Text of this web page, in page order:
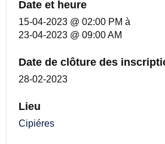
Date et heure
15-04-2023 @ 02:00 PM à
23-04-2023 @ 09:00 AM
Date de clôture des
28-02-2023
Lieu
Cipiéres